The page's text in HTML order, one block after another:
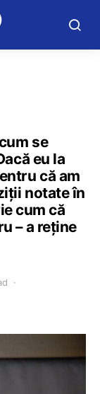
se
eu la
că am
notate în
cum că
– a reține